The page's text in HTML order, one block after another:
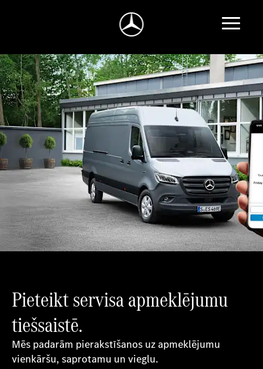
Pieteikt servisa apmeklējumu
tiešsaistē.
Mēs padarām pierakstīšanos uz apmeklējumu
vienkāršu, saprotamu un vieglu.